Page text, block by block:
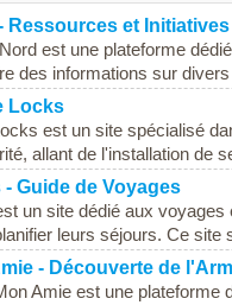
Ressources et
est une plateforme
des informations sur
Locks
est un site spécialisé
allant de l'installation de
Guide de Voyages
un site dédié aux
leurs séjours. Ce site
- Découverte de
Amie est une plateforme